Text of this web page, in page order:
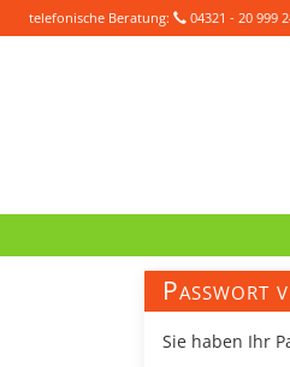
telefonische Beratung: 04321 - 20 999
Passwort
Sie haben Ihr